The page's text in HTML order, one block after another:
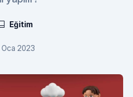
Eğitim
Oca 2023